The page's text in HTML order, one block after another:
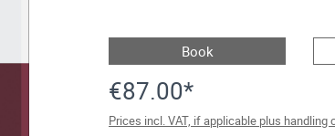
Book
€87.00*
Prices incl. VAT, if applicable plus handling